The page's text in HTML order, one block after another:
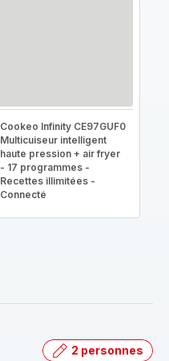
Cookeo Infinity CE97GUF0
Multicuiseur intelligent
haute pression + air fryer
- 17 programmes -
Recettes illimitées -
Connecté
2 personnes